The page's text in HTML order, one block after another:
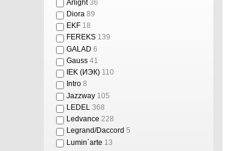
Arlight36
Diora 89
EKF 18
FEREKS 139
GALAD 6
Gauss 41
IEK (ИЭК) 110
Intro 8
Jazzway 105
LEDEL 368
Ledvance 228
Legrand/Daccord 5
Lumin`arte 13